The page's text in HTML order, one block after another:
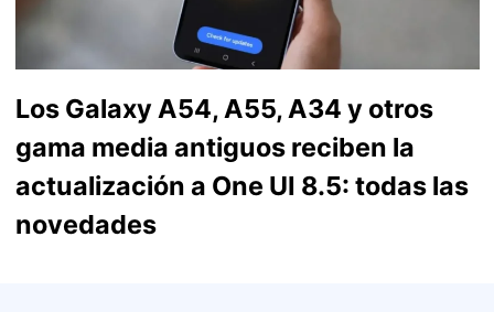
Los Galaxy A54, A55, A34 y otros
gama media antiguos reciben la
actualización a One UI 8.5: todas las
novedades